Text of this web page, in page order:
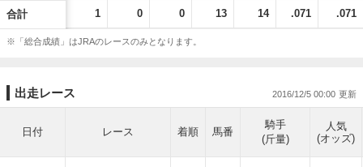
合計 1 0 0 13 14 .071 .071
※「総合成績」はJRAのレースのみとなります。
出走レース 2016/12/5 00:00
日付 レース 着順 馬番
騎手
(斤量)
人気
(オッズ)